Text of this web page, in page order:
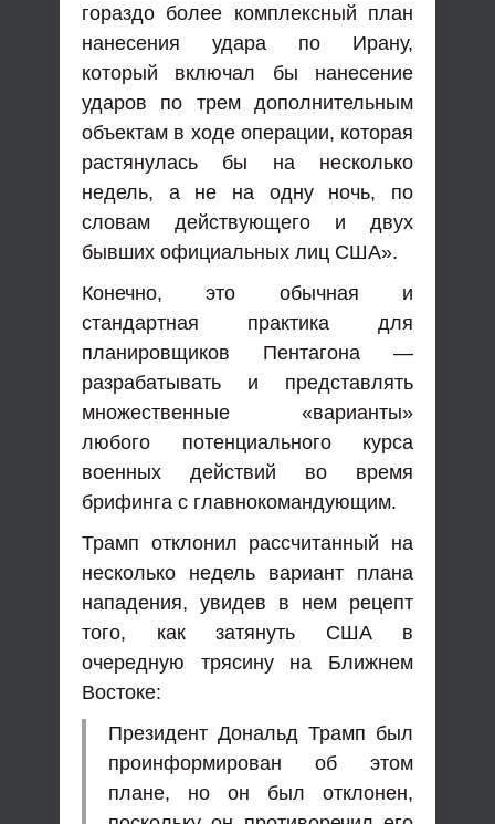
гораздо более комплексный план
нанесения удара по Ирану,
который включал бы нанесение
ударов по трем дополнительным
объектам в ходе операции, которая
растянулась бы на несколько
недель, а не на одну ночь, по
словам действующего и двух
бывших официальных лиц США».
Конечно, это обычная и
стандартная практика для
планировщиков Пентагона —
разрабатывать и представлять
множественные «варианты»
любого потенциального курса
военных действий во время
брифинга с главнокомандующим.
Трамп отклонил рассчитанный на
несколько недель вариант плана
нападения, увидев в нем рецепт
того, как затянуть США в
очередную трясину на Ближнем
Востоке:
Президент Дональд Трамп был
проинформирован об этом
плане, но он был отклонен,